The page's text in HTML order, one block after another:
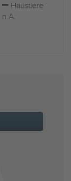
Haustiere
n.A.